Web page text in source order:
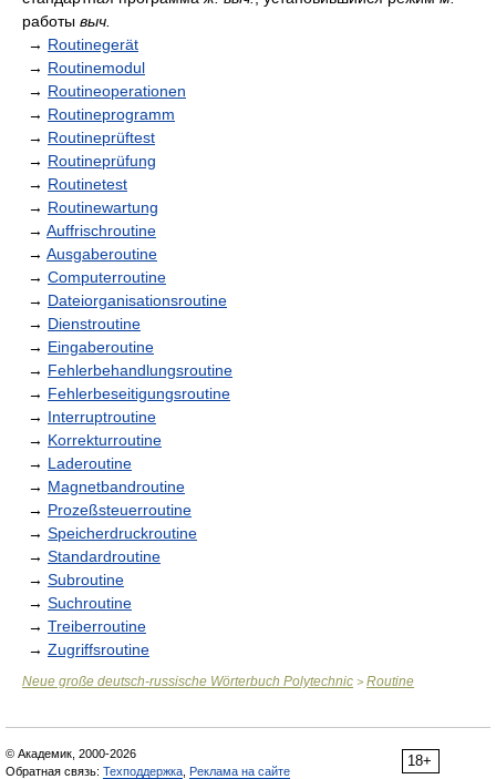
работы выч.
→ Routinegerät
→ Routinemodul
→ Routineoperationen
→ Routineprogramm
→ Routineprüftest
→ Routineprüfung
→ Routinetest
→ Routinewartung
→ Auffrischroutine
→ Ausgaberoutine
→ Computerroutine
→ Dateiorganisationsroutine
→ Dienstroutine
→ Eingaberoutine
→ Fehlerbehandlungsroutine
→ Fehlerbeseitigungsroutine
→ Interruptroutine
→ Korrekturroutine
→ Laderoutine
→ Magnetbandroutine
→ Prozeßsteuerroutine
→ Speicherdruckroutine
→ Standardroutine
→ Subroutine
→ Suchroutine
→ Treiberroutine
→ Zugriffsroutine
Neue große deutsch-russische Wörterbuch Polytechnic > Routine
18+
© Академик, 2000-2026
Обратная связь: Техподдержка Реклама на сайте